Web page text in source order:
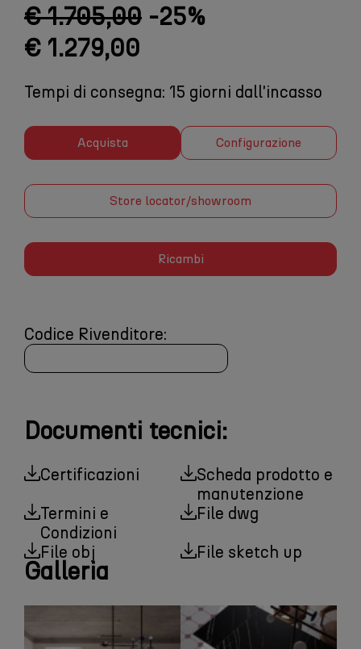
Galleria
€ 1.705,00 -25%
€ 1.279,00
Tempi di consegna: 15 giorni dall'incasso
Acquista Configurazione
Store locator/showroom
Ricambi
Codice Rivenditore:
Documenti tecnici:
Certificazioni
Scheda prodotto e
manutenzione
Termini e
Condizioni
File dwg
File obj
File sketch up